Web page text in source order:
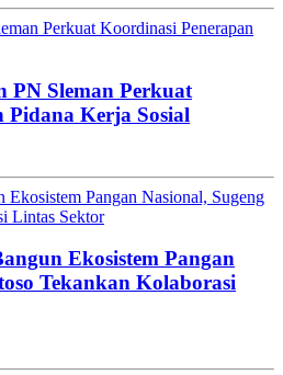
Perkuat Koordinasi Penerapan
PN Sleman Perkuat
Pidana Kerja Sosial
Pangan Nasional, Sugeng
Lintas Sektor
Ekosistem Pangan
Tekankan Kolaborasi